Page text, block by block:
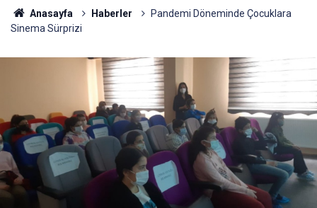
Anasayfa Haberler
Pandemi Döneminde Çocuklara
Sinema Sürprizi